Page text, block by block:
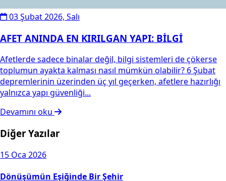
03 Şubat 2026, Salı
AFET ANINDA EN KIRILGAN YAPI: BİLGİ
Afetlerde sadece binalar değil, bilgi sistemleri de çökerse
toplumun ayakta kalması nasıl mümkün olabilir? 6 Şubat
depremlerinin üzerinden üç yıl geçerken, afetlere hazırlığı
yalnızca yapı güvenliği...
Devamını oku
Diğer Yazılar
15 Oca 2026
Dönüşümün Eşiğinde Bir Şehir